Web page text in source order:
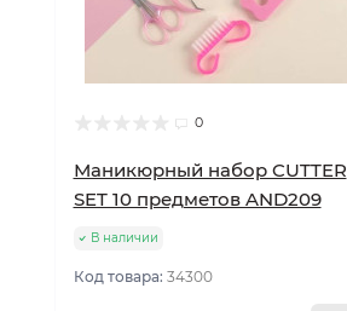
0
Маникюрный набор CUTTER
SET 10 предметов AND209
В наличии
Код товара: 34300